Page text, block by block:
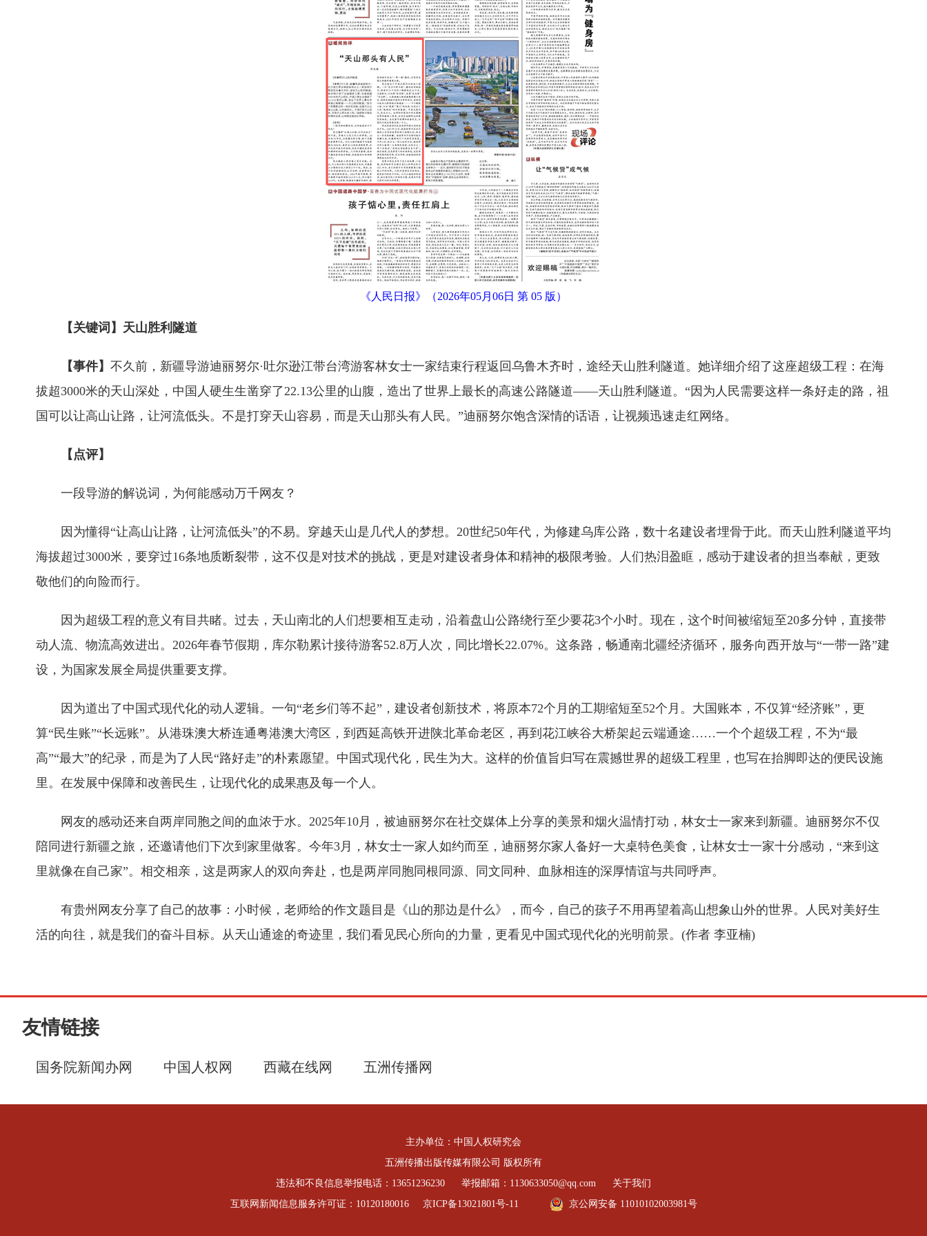
《人民日报》（2026年05月06日 第 05 版）
【关键词】天山胜利隧道
【事件】 不久前，新疆导游迪丽努尔·吐尔逊江带台湾游客林女士一家结束行程返回乌鲁木齐时，途经天山胜利隧道。她详细介绍了这座超级工程：在海
拔超3000米的天山深处，中国人硬生生凿穿了22.13公里的山腹，造出了世界上最长的高速公路隧道——天山胜利隧道。“因为人民需要这样一条好走的路，祖
国可以让高山让路，让河流低头。不是打穿天山容易，而是天山那头有人民。”迪丽努尔饱含深情的话语，让视频迅速走红网络。
【点评】
一段导游的解说词，为何能感动万千网友？
因为懂得“让高山让路，让河流低头”的不易。穿越天山是几代人的梦想。20世纪50年代，为修建乌库公路，数十名建设者埋骨于此。而天山胜利隧道平均
海拔超过3000米，要穿过16条地质断裂带，这不仅是对技术的挑战，更是对建设者身体和精神的极限考验。人们热泪盈眶，感动于建设者的担当奉献，更致
敬他们的向险而行。
因为超级工程的意义有目共睹。过去，天山南北的人们想要相互走动，沿着盘山公路绕行至少要花3个小时。现在，这个时间被缩短至20多分钟，直接带
动人流、物流高效进出。2026年春节假期，库尔勒累计接待游客52.8万人次，同比增长22.07%。这条路，畅通南北疆经济循环，服务向西开放与“一带一路”建
设，为国家发展全局提供重要支撑。
因为道出了中国式现代化的动人逻辑。一句“老乡们等不起”，建设者创新技术，将原本72个月的工期缩短至52个月。大国账本，不仅算“经济账”，更
算“民生账”“长远账”。从港珠澳大桥连通粤港澳大湾区，到西延高铁开进陕北革命老区，再到花江峡谷大桥架起云端通途……一个个超级工程，不为“最
高”“最大”的纪录，而是为了人民“路好走”的朴素愿望。中国式现代化，民生为大。这样的价值旨归写在震撼世界的超级工程里，也写在抬脚即达的便民设施
里。在发展中保障和改善民生，让现代化的成果惠及每一个人。
网友的感动还来自两岸同胞之间的血浓于水。2025年10月，被迪丽努尔在社交媒体上分享的美景和烟火温情打动，林女士一家来到新疆。迪丽努尔不仅
陪同进行新疆之旅，还邀请他们下次到家里做客。今年3月，林女士一家人如约而至，迪丽努尔家人备好一大桌特色美食，让林女士一家十分感动，“来到这
里就像在自己家”。相交相亲，这是两家人的双向奔赴，也是两岸同胞同根同源、同文同种、血脉相连的深厚情谊与共同呼声。
有贵州网友分享了自己的故事：小时候，老师给的作文题目是《山的那边是什么》，而今，自己的孩子不用再望着高山想象山外的世界。人民对美好生
活的向往，就是我们的奋斗目标。从天山通途的奇迹里，我们看见民心所向的力量，更看见中国式现代化的光明前景。(作者 李亚楠)
友情链接
国务院新闻办网 中国人权网 西藏在线网 五洲传播网
主办单位：中国人权研究会
五洲传播出版传媒有限公司 版权所有
违法和不良信息举报电话：13651236230
举报邮箱：1130633050@qq.com
关于我们
互联网新闻信息服务许可证：10120180016
京ICP备13021801号-11 京公网安备 11010102003981号